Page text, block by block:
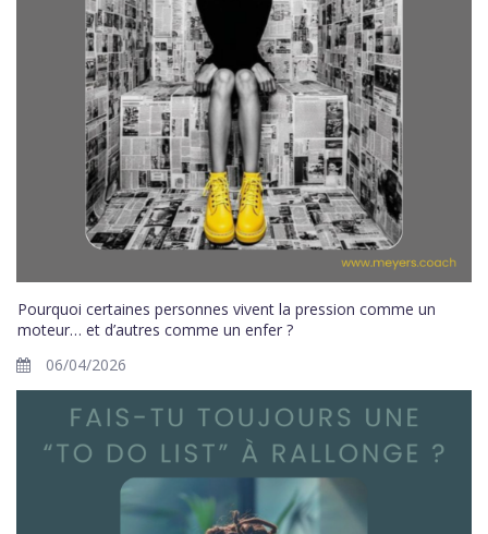
Pourquoi certaines personnes vivent la pression comme un
moteur… et d’autres comme un enfer ?
06/04/2026